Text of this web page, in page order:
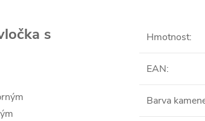
s
Hmotnost:
EAN:
Barva